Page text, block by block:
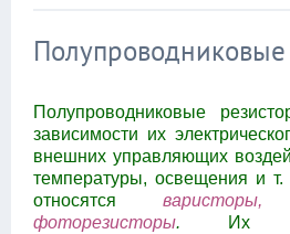
Полупроводниковые
зависимости их
внешних управляющих
температуры, освещения и
относятся
варисторы,
фоторезисторы. Их